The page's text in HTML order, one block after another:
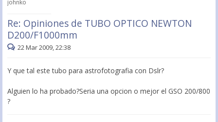
johnko
Re: Opiniones de TUBO OPTICO NEWTON
D200/F1000mm
22 Mar 2009, 22:38
Y que tal este tubo para astrofotografia con Dslr?
Alguien lo ha probado?Seria una opcion o mejor el GSO 200/800
?